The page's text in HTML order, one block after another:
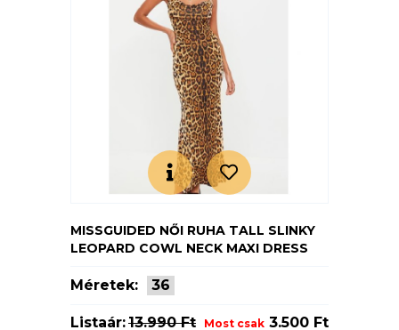
MISSGUIDED NŐI RUHA TALL SLINKY
LEOPARD COWL NECK MAXI DRESS
Méretek: 36
Listaár:13.990 Ft Most csak 3.500 Ft